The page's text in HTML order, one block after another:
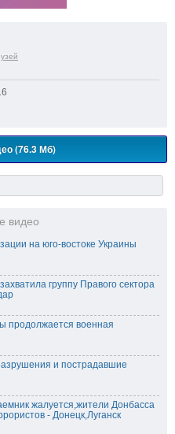
(76.3 Мб)
видео
на юго-востоке Украины
группу Правого сектора
продолжается военная
и пострадавшие
жалуется,жители Донбасса
- Донецк,Луганск